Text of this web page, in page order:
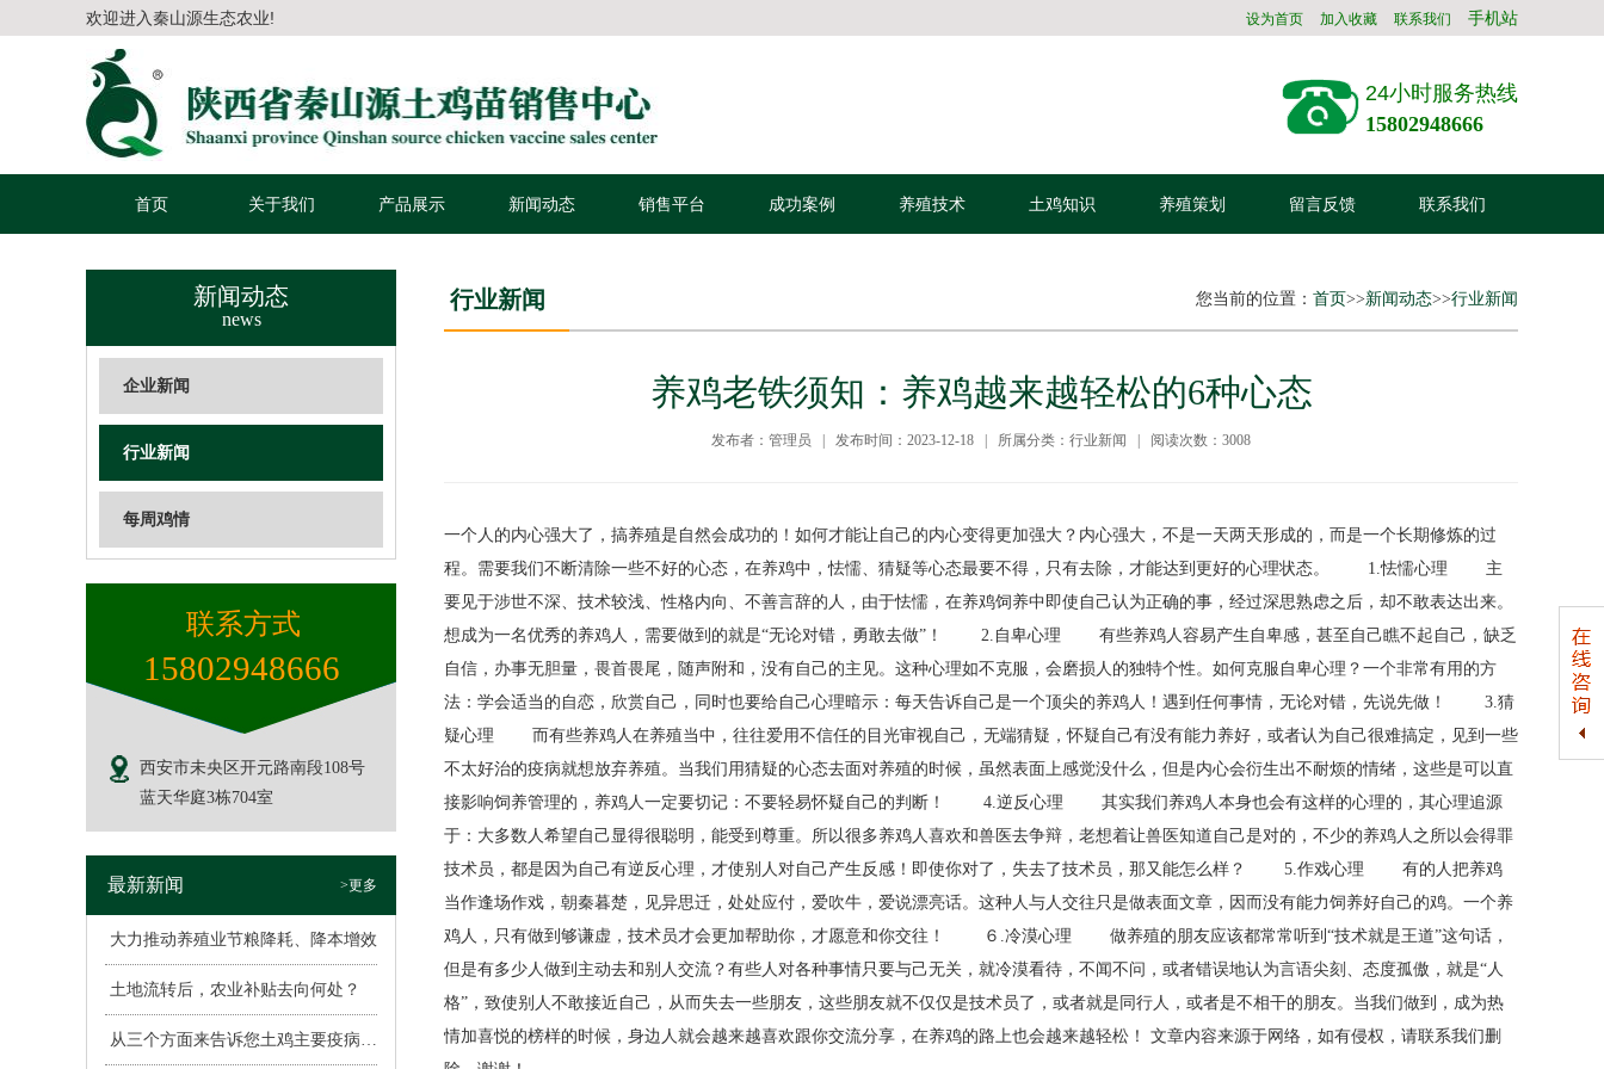
欢迎进入秦山源生态农业! 设为首页 加入收藏 联系我们 手机站
24小时服务热线
15802948666
首页 关于我们 产品展示 新闻动态 销售平台 成功案例 养殖技术 土鸡知识 养殖策划 留言反馈 联系我们
新闻动态
news
企业新闻
行业新闻
每周鸡情
联系方式
15802948666
西安市未央区开元路南段108号
蓝天华庭3栋704室
最新新闻 >更多
大力推动养殖业节粮降耗、降本增效
土地流转后，农业补贴去向何处？
从三个方面来告诉您土鸡主要疫病的表现
行业新闻 您当前的位置： 首页>>新闻动态>>行业新闻
养鸡老铁须知：养鸡越来越轻松的6种心态
发布者：管理员 | 发布时间：2023-12-18 | 所属分类：行业新闻 | 阅读次数：3008
一个人的内心强大了，搞养殖是自然会成功的！如何才能让自己的内心变得更加强大？内心强大，不是一天两天形成的，而是一个长期修炼的过
程。需要我们不断清除一些不好的心态，在养鸡中，怯懦、猜疑等心态最要不得，只有去除，才能达到更好的心理状态。 1.怯懦心理 主
要见于涉世不深、技术较浅、性格内向、不善言辞的人，由于怯懦，在养鸡饲养中即使自己认为正确的事，经过深思熟虑之后，却不敢表达出来。
想成为一名优秀的养鸡人，需要做到的就是“无论对错，勇敢去做”！ 2.自卑心理 有些养鸡人容易产生自卑感，甚至自己瞧不起自己，缺乏
自信，办事无胆量，畏首畏尾，随声附和，没有自己的主见。这种心理如不克服，会磨损人的独特个性。如何克服自卑心理？一个非常有用的方
法：学会适当的自恋，欣赏自己，同时也要给自己心理暗示：每天告诉自己是一个顶尖的养鸡人！遇到任何事情，无论对错，先说先做！ 3.猜
疑心理 而有些养鸡人在养殖当中，往往爱用不信任的目光审视自己，无端猜疑，怀疑自己有没有能力养好，或者认为自己很难搞定，见到一些
不太好治的疫病就想放弃养殖。当我们用猜疑的心态去面对养殖的时候，虽然表面上感觉没什么，但是内心会衍生出不耐烦的情绪，这些是可以直
接影响饲养管理的，养鸡人一定要切记：不要轻易怀疑自己的判断！ 4.逆反心理 其实我们养鸡人本身也会有这样的心理的，其心理追源
于：大多数人希望自己显得很聪明，能受到尊重。所以很多养鸡人喜欢和兽医去争辩，老想着让兽医知道自己是对的，不少的养鸡人之所以会得罪
技术员，都是因为自己有逆反心理，才使别人对自己产生反感！即使你对了，失去了技术员，那又能怎么样？ 5.作戏心理 有的人把养鸡
当作逢场作戏，朝秦暮楚，见异思迁，处处应付，爱吹牛，爱说漂亮话。这种人与人交往只是做表面文章，因而没有能力饲养好自己的鸡。一个养
鸡人，只有做到够谦虚，技术员才会更加帮助你，才愿意和你交往！ ６.冷漠心理 做养殖的朋友应该都常常听到“技术就是王道”这句话，
但是有多少人做到主动去和别人交流？有些人对各种事情只要与己无关，就冷漠看待，不闻不问，或者错误地认为言语尖刻、态度孤傲，就是“人
格”，致使别人不敢接近自己，从而失去一些朋友，这些朋友就不仅仅是技术员了，或者就是同行人，或者是不相干的朋友。当我们做到，成为热
情加喜悦的榜样的时候，身边人就会越来越喜欢跟你交流分享，在养鸡的路上也会越来越轻松！ 文章内容来源于网络，如有侵权，请联系我们删